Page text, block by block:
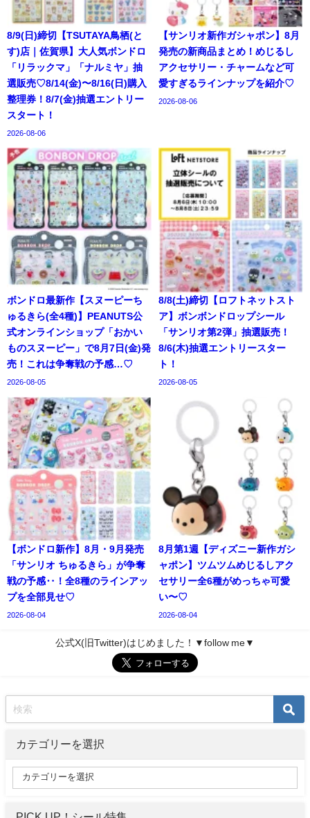
8/9(日)締切【TSUTAYA鳥栖(と
す)店｜佐賀県】大人気ボンドロ
「リラックマ」「ナルミヤ」抽
選販売♡8/14(金)〜8/16(日)購入
整理券！8/7(金)抽選エントリー
スタート！
2026-08-06
【サンリオ新作ガシャポン】8月
発売の新商品まとめ！めじるし
アクセサリー・チャームなど可
愛すぎるラインナップを紹介♡
2026-08-06
ボンドロ最新作【スヌーピーち
ゅるきら(全4種)】PEANUTS公
式オンラインショップ「おかい
ものスヌーピー」で8月7日(金)発
売！これは争奪戦の予感…♡
2026-08-05
8/8(土)締切【ロフトネットスト
ア】ボンボンドロップシール
「サンリオ第2弾」抽選販売！
8/6(木)抽選エントリースター
ト！
2026-08-05
【ボンドロ新作】8月・9月発売
「サンリオ ちゅるきら」が争奪
戦の予感‥！全8種のラインアッ
プを全部見せ♡
2026-08-04
8月第1週【ディズニー新作ガシ
ャポン】ツムツムめじるしアク
セサリー全6種がめっちゃ可愛
い〜♡
2026-08-04
公式X(旧Twitter)はじめました！▼follow me▼
カテゴリーを選択